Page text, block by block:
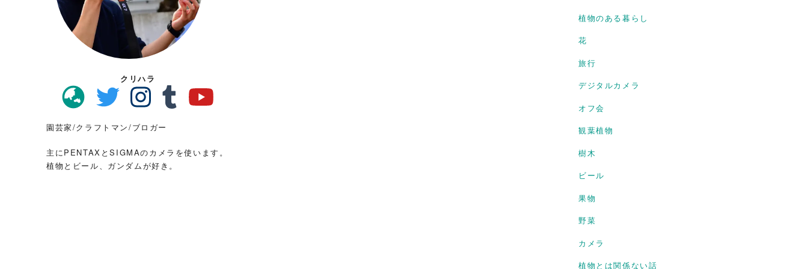
クリハラ
園芸家/クラフトマン/ブロガー
主にPENTAXとSIGMAのカメラを使います。
植物とビール、ガンダムが好き。
植物のある暮らし
花
旅行
デジタルカメラ
オフ会
観葉植物
樹木
ビール
果物
野菜
カメラ
植物とは関係ない話